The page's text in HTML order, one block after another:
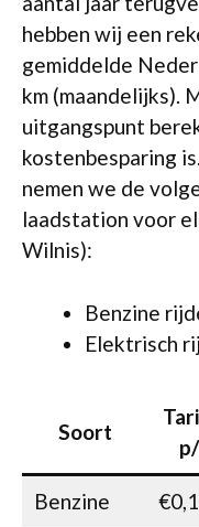
hebben wij een
gemiddelde
km (maandelijks).
uitgangspunt
kostenbesparing
nemen we de
laadstation voor
Wilnis):
Benzine
Elektrisch
Soort
Benzine